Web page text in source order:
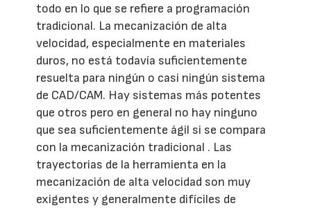
todo en lo que se refiere a programación
tradicional. La mecanización de alta
velocidad, especialmente en materiales
duros, no está todavía suficientemente
resuelta para ningún o casi ningún sistema
de CAD/CAM. Hay sistemas más potentes
que otros pero en general no hay ninguno
que sea suficientemente ágil si se compara
con la mecanización tradicional . Las
trayectorias de la herramienta en la
mecanización de alta velocidad son muy
exigentes y generalmente difíciles de